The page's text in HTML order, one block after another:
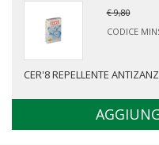
€ 9,80
CODICE
CER'8 REPELLENTE